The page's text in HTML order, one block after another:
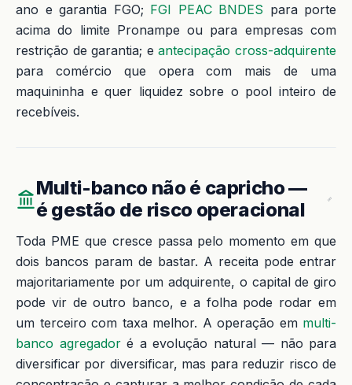
ano e garantia FGO; FGI PEAC BNDES para porte
acima do limite Pronampe ou para empresas com
restrição de garantia; eantecipação cross-adquirente
para comércio que opera com mais de uma
maquininha e quer liquidez sobre o pool inteiro de
recebíveis.
Multi-banco não é capricho —
é gestão de risco operacional
Toda PME que cresce passa pelo momento em que
dois bancos param de bastar. A receita pode entrar
majoritariamente por um adquirente, o capital de giro
pode vir de outro banco, e a folha pode rodar em
um terceiro com taxa melhor. A operação em multi-
banco agregadoré a evolução natural — não para
diversificar por diversificar, mas para reduzir risco de